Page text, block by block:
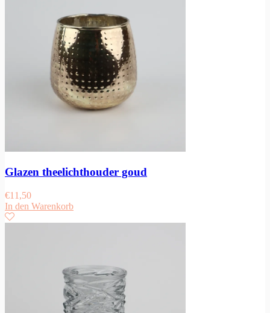
Glazen theelichthouder goud
€11,50
In den Warenkorb